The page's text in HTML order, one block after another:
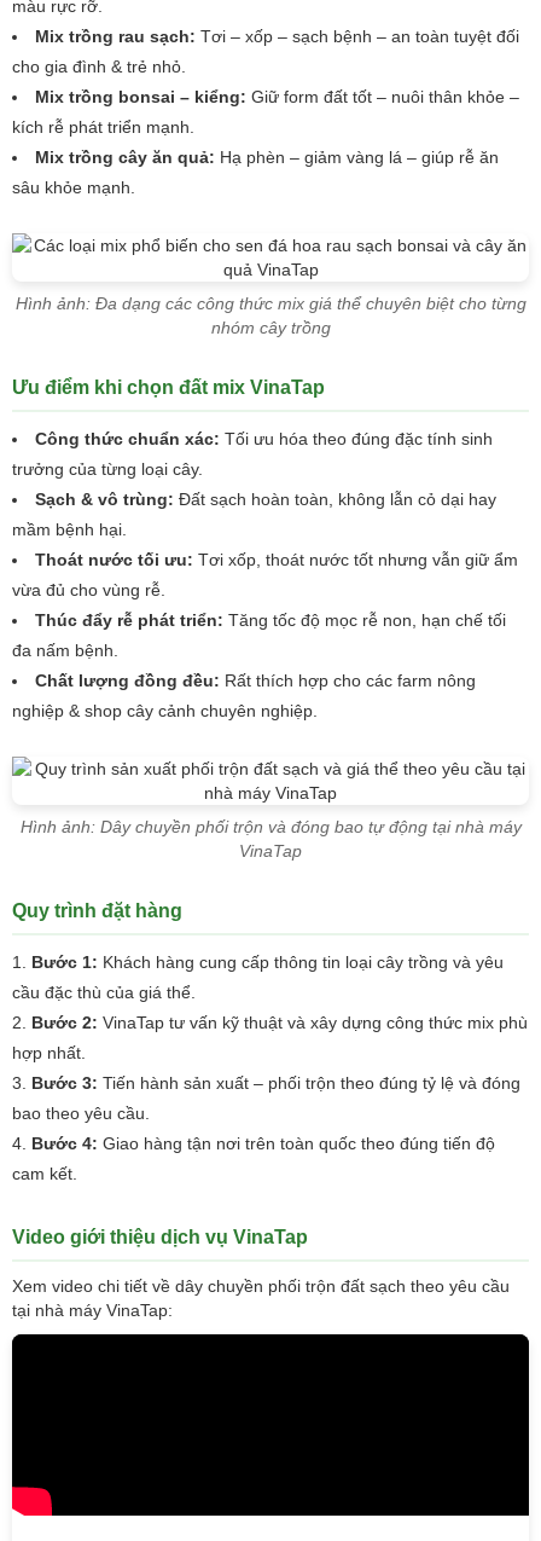
màu rực rỡ.
Mix trồng rau sạch: Tơi – xốp – sạch bệnh – an toàn tuyệt đối
cho gia đình & trẻ nhỏ.
Mix trồng bonsai – kiểng: Giữ form đất tốt – nuôi thân khỏe –
kích rễ phát triển mạnh.
Mix trồng cây ăn quả: Hạ phèn – giảm vàng lá – giúp rễ ăn
sâu khỏe mạnh.
Hình ảnh: Đa dạng các công thức mix giá thể chuyên biệt cho từng
nhóm cây trồng
Ưu điểm khi chọn đất mix VinaTap
Công thức chuẩn xác: Tối ưu hóa theo đúng đặc tính sinh
trưởng của từng loại cây.
Sạch & vô trùng: Đất sạch hoàn toàn, không lẫn cỏ dại hay
mầm bệnh hại.
Thoát nước tối ưu: Tơi xốp, thoát nước tốt nhưng vẫn giữ ẩm
vừa đủ cho vùng rễ.
Thúc đẩy rễ phát triển: Tăng tốc độ mọc rễ non, hạn chế tối
đa nấm bệnh.
Chất lượng đồng đều: Rất thích hợp cho các farm nông
nghiệp & shop cây cảnh chuyên nghiệp.
Hình ảnh: Dây chuyền phối trộn và đóng bao tự động tại nhà máy
VinaTap
Quy trình đặt hàng
Bước 1: Khách hàng cung cấp thông tin loại cây trồng và yêu
cầu đặc thù của giá thể.
Bước 2: VinaTap tư vấn kỹ thuật và xây dựng công thức mix phù
hợp nhất.
Bước 3: Tiến hành sản xuất – phối trộn theo đúng tỷ lệ và đóng
bao theo yêu cầu.
Bước 4: Giao hàng tận nơi trên toàn quốc theo đúng tiến độ
cam kết.
Video giới thiệu dịch vụ VinaTap
Xem video chi tiết về dây chuyền phối trộn đất sạch theo yêu cầu
tại nhà máy VinaTap: